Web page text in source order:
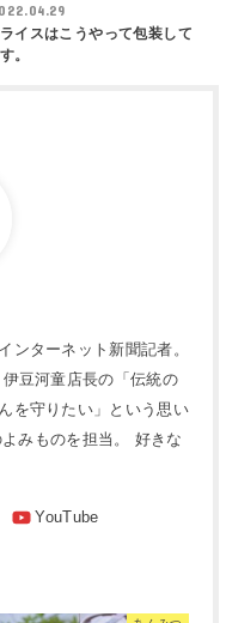
イスはこうやって包装して
。
ンターネット新聞記者。
豆河童店長の「伝統の
を守りたい」という思い
みものを担当。 好きな